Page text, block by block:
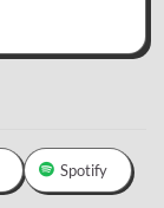
Spotify